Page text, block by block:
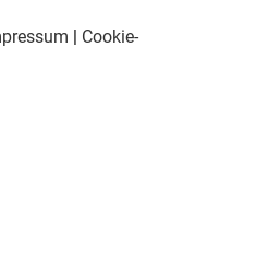
| Cookie-